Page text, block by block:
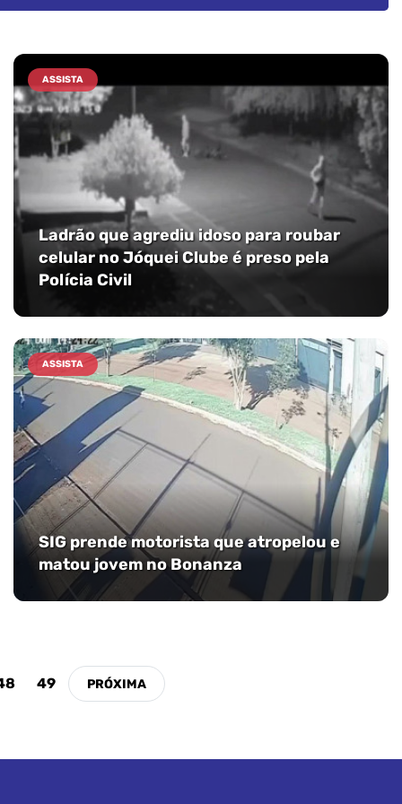
ASSISTA
Ladrão que agrediu idoso para roubar
celular no Jóquei Clube é preso pela
Polícia Civil
ASSISTA
SIG prende motorista que atropelou e
matou jovem no Bonanza
49